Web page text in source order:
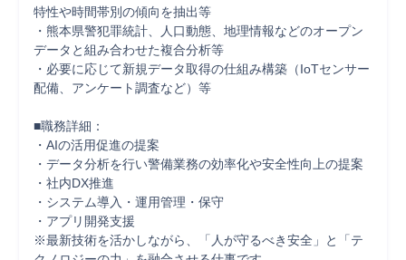
特性や時間帯別の傾向を抽出等
・熊本県警犯罪統計、人口動態、地理情報などのオープン
データと組み合わせた複合分析等
・必要に応じて新規データ取得の仕組み構築（IoTセンサー
配備、アンケート調査など）等
■職務詳細：
・AIの活用促進の提案
・データ分析を行い警備業務の効率化や安全性向上の提案
・社内DX推進
・システム導入・運用管理・保守
・アプリ開発支援
※最新技術を活かしながら、「人が守るべき安全」と「テ